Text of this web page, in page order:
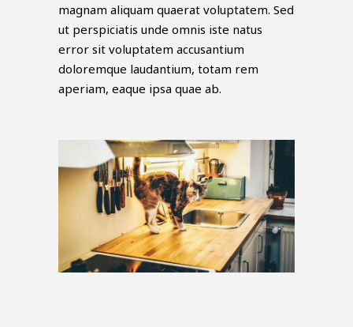
magnam aliquam quaerat voluptatem. Sed
ut perspiciatis unde omnis iste natus
error sit voluptatem accusantium
doloremque laudantium, totam rem
aperiam, eaque ipsa quae ab.